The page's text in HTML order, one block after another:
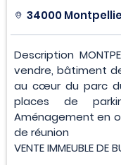
34000
Description
vendre, bâtiment
au cœur du parc
places de
Aménagement en
de réunion
VENTE IMMEUBLE DE